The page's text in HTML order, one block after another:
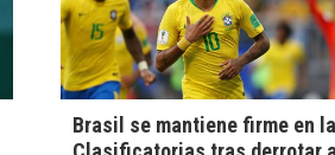
Brasil se mantiene firme en